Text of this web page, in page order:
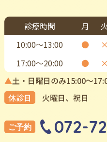
診療時間 月 火
10:00〜13:00
● ×
17:00〜20:00
● ×
▲土・日曜日のみ15:00〜
休診日
⽕曜⽇、祝⽇
ご予約 072-